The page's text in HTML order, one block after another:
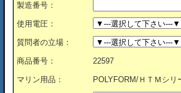
製造番号：
使用電圧：
質問者の立場：
商品番号： 22597
マリン用品： POLYFORM/ＨＴＭシ